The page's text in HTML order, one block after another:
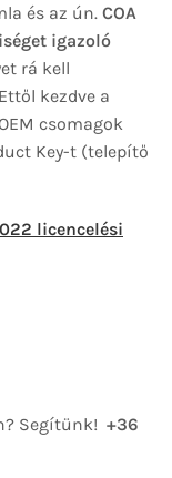
és az ún. COA
igazoló
rá kell
kezdve a
csomagok
Key-t (telepítő
licencelési
Segítünk! +36